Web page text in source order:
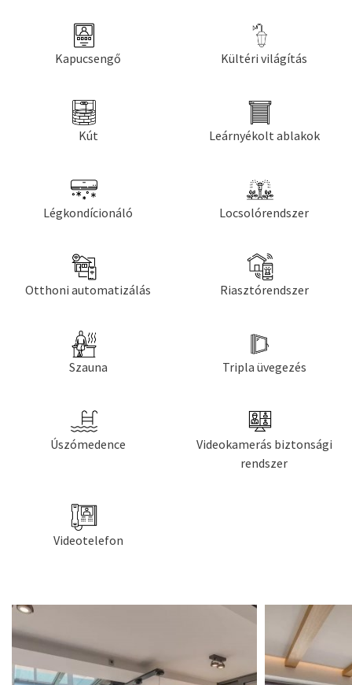
Kapucsengő Kültéri világítás
Kút Leárnyékolt ablakok
Légkondícionáló Locsolórendszer
Otthoni automatizálás Riasztórendszer
Szauna Tripla üvegezés
Úszómedence
Videokamerás biztonsági
rendszer
Videotelefon